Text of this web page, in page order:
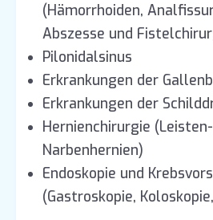
(Hämorrhoiden,
Abszesse und
Pilonidalsinus
Erkrankungen der
Erkrankungen der
Hernienchirurgie
Narbenhernien)
Endoskopie und
(Gastroskopie,